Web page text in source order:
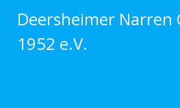
Deersheimer Narren
1952 e.V.